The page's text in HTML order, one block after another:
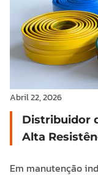
Abril 22, 2026
Distribuidor
Alta
Em manutenção